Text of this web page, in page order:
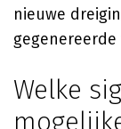
nieuwe
Welke